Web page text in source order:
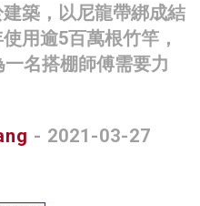
築，以尼龍帶綁成結
用逾5百萬根竹竿，
名搭棚師傅需要力
- 2021-03-27